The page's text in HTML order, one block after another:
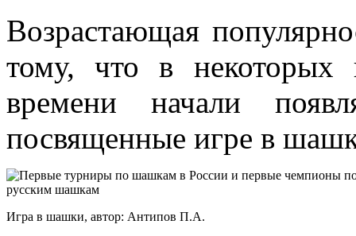
Возрастающая
тому, что в некоторых
времени начали
посвященные игре в
Игра в шашки, автор: Антипов П.А.